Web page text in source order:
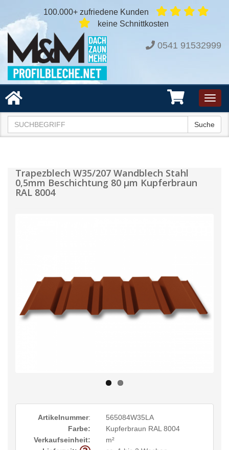
100.000+ zufriedene Kunden
keine Schnittkosten
0541 91532999
Suche
Trapezblech W35/207 Wandblech Stahl
0,5mm Beschichtung 80 µm Kupferbraun
RAL 8004
Artikelnummer:
565084W35LA
Farbe:
Kupferbraun RAL 8004
Verkaufseinheit:
m²